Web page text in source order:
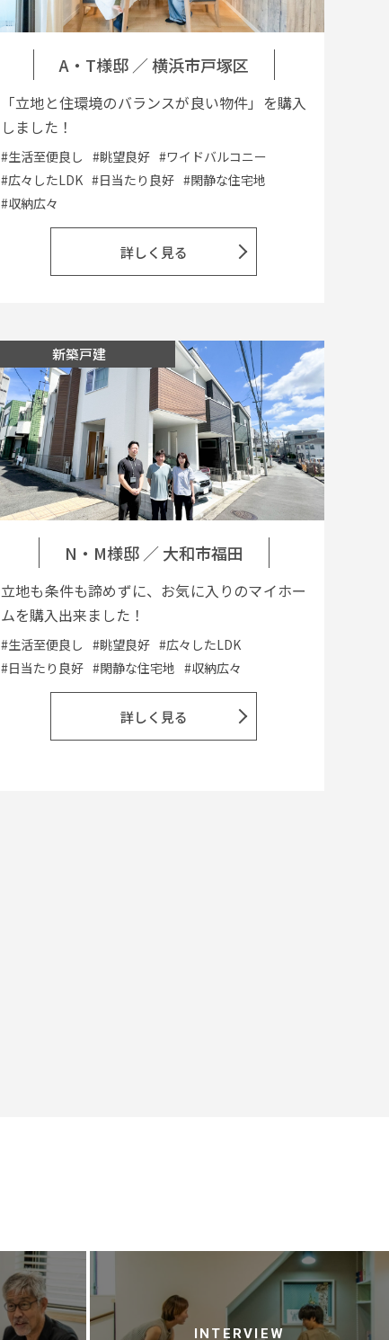
A・T様邸 ／横浜市戸塚区
「立地と住環境のバランスが良い物件」を購入
しました！
#生活至便良し #眺望良好 #ワイドバルコニー
#広々したLDK #日当たり良好 #閑静な住宅地
#収納広々
詳しく見る
新築戸建
N・M様邸 ／ 大和市福田
立地も条件も諦めずに、お気に入りのマイホー
ムを購入出来ました！
#生活至便良し #眺望良好 #広々したLDK
#日当たり良好 #閑静な住宅地 #収納広々
詳しく見る
INTERVIEW